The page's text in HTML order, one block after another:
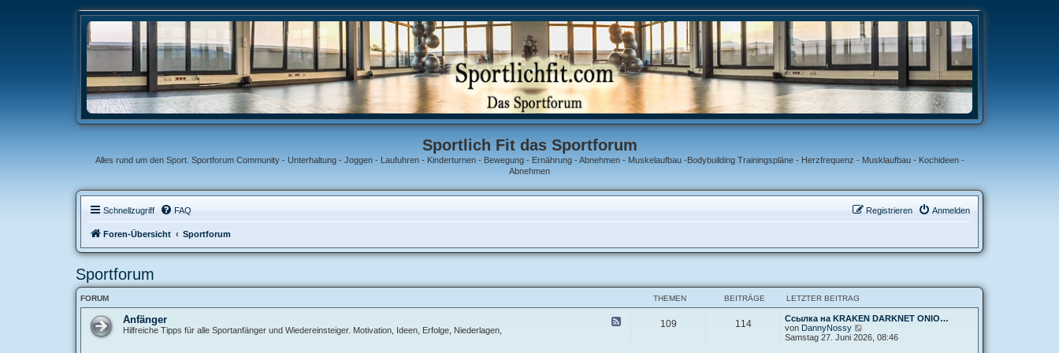
Sportlich Fit das Sportforum
Alles rund um den Sport. Sportforum Community - Unterhaltung - Joggen - Laufuhren - Kinderturnen - Bewegung - Ernährung - Abnehmen - Muskelaufbau -Bodybuilding Trainingspläne - Herzfrequenz - Musklaufbau - Kochideen -
Abnehmen
Schnellzugriff FAQ Anmelden
Registrieren
Foren-Übersicht Sportforum
Sportforum
FORUM THEMEN BEITRÄGE LETZTER BEITRAG
Anfänger
Hilfreiche Tipps für alle Sportanfänger und Wiedereinsteiger. Motivation, Ideen, Erfolge, Niederlagen,
109 114
Ссылка на KRAKEN DARKNET ONIO…
von DannyNossy
e
Samstag 27. Juni 2026, 08:46